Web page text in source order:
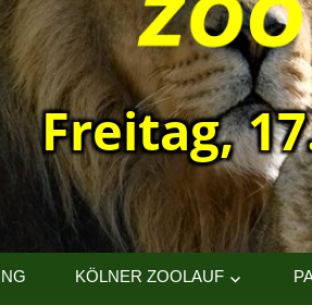
Freitag,
KÖLNER ZOOLAUF